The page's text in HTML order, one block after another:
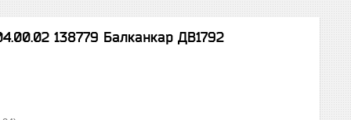
138779 Балканкар ДВ1792